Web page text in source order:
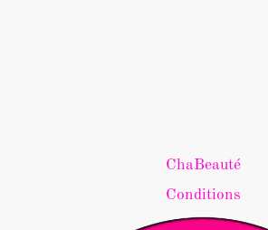
ChaBeauté
Conditions